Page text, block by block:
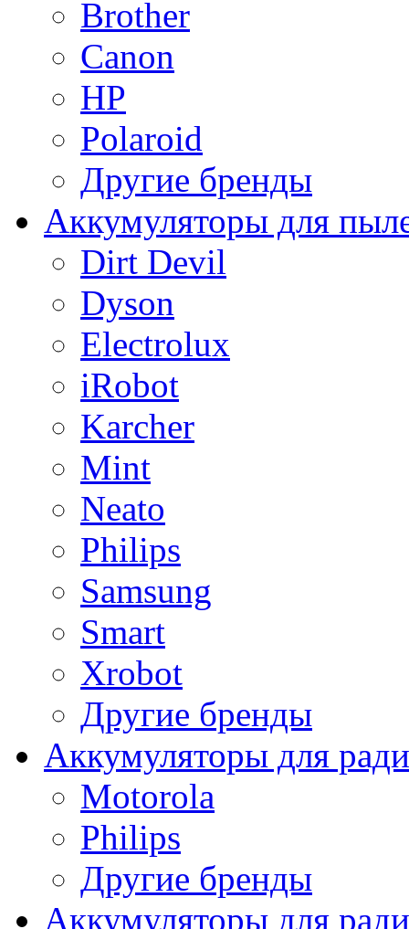
Brother
Canon
HP
Polaroid
Другие бренды
Аккумуляторы для
Dirt Devil
Dyson
Electrolux
iRobot
Karcher
Mint
Neato
Philips
Samsung
Smart
Xrobot
Другие бренды
Аккумуляторы для
Motorola
Philips
Другие бренды
Аккумуляторы для